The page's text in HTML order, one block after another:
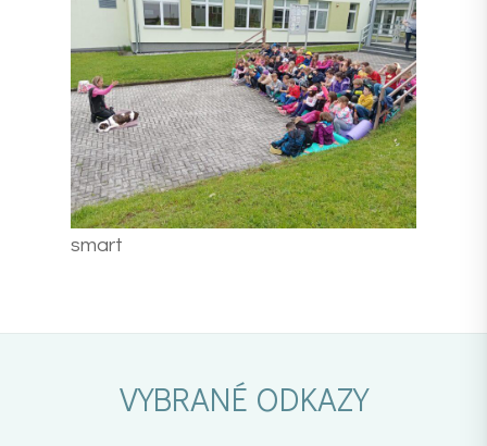
smart
VYBRANÉ ODKAZY